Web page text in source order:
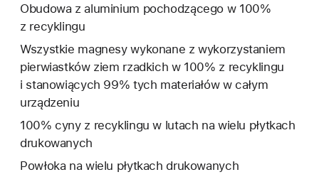
Obudowa z aluminium pochodzącego w 100%
z recyklingu
Wszystkie magnesy wykonane z wykorzystaniem
pierwiastków ziem rzadkich w 100% z recyklingu
i stanowiących 99% tych materiałów w całym
urządzeniu
100% cyny z recyklingu w lutach na wielu płytkach
drukowanych
Powłoka na wielu płytkach drukowanych